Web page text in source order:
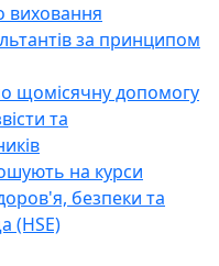
виховання
за принципом
щомісячну допомогу
та
на курси
безпеки та
(HSE)